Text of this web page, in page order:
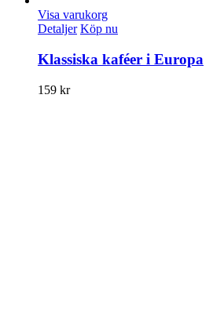
Visa varukorg
Detaljer Köp nu
Klassiska kaféer i Europa
159 kr